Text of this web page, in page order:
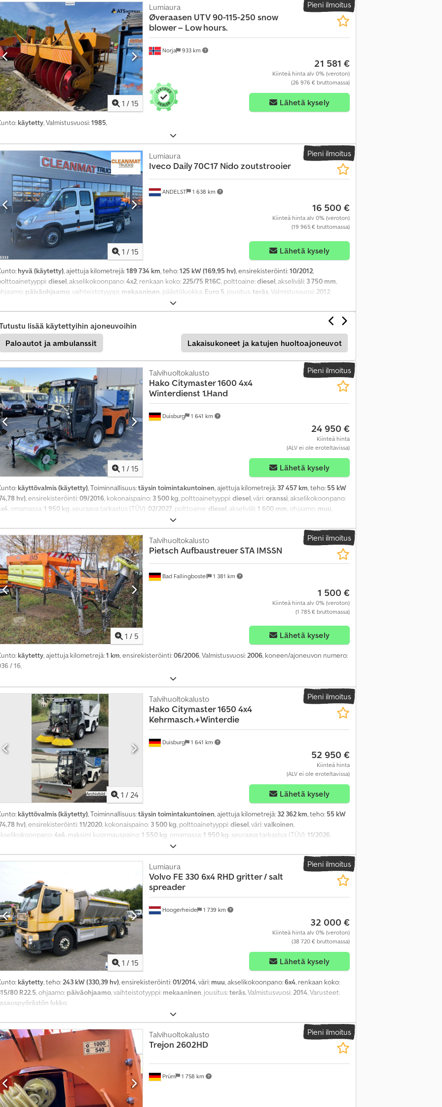
l
l
e
n
e
i
k
s
i
t
i
n
e
n
i
l
o
Pieni ilmoitus
1 / 15
Norja 933 km
Lumiaura
Øveraasen UTV 90-115-250 snow
blower – Low hours.
21 581 €
Kiinteä hinta alv 0% (veroton)
(26 976 € bruttomassa)
Lähetä kysely
käytetty, Valmistusvuosi:1985,
Pieni ilmoitus
1 / 15
ANDELST 1 638 km
Lumiaura
Iveco Daily 70C17 Nido zoutstrooier
16 500 €
Kiinteä hinta alv 0% (veroton)
(19 965 € bruttomassa)
Lähetä kysely
hyvä (käytetty), ajettuja kilometrejä:189 734 km, teho:125 kW (169,95 hv), ensirekisteröinti:10/2012,
diesel, akselikokoonpano:4x2, renkaan koko:225/75 R16C, polttoaine:diesel, akseliväli: 3 750 mm,
päiväohjaamo, vaihteistotyyppi: mekaaninen, päästöluokka: Euro 5, jousitus:teräs, Valmistusvuosi: 2012,
ABS, nosturi, perävaunukytkin, vakionopeudensäädin
lisää käytettyihin ajoneuvoihin
Paloautot ja ambulanssit
Lakaisukoneet ja katujen huoltoajoneuvot
Pieni ilmoitus
1 / 15
Duisburg 1 641 km
Talvihuolto­kalusto
HakoCitymaster 1600 4x4
Winterdienst 1.Hand
24 950 €
Kiinteä hinta
(ALV ei ole eroteltavissa)
Lähetä kysely
käyttövalmis (käytetty), Toiminnallisuus:täysin toimintakuntoinen, ajettuja kilometrejä: 37 457 km, teho: 55 kW
hv), ensirekisteröinti:09/2016, kokonaispaino: 3 500 kg, polttoainetyyppi:diesel, väri:oranssi, akselikokoonpano:
, omamassa:1 950 kg, seuraava tarkastus (TÜV): 02/2027, polttoaine: diesel, akseliväli:1 600 mm, ohjaamo: muu,
, käyttötunnit:
noesuodatin,
Pieni ilmoitus
1 / 5
Bad Fallingbostel 1 381 km
Talvihuolto­kalusto
Pietsch Aufbaustreuer STA IMSSN
1 500 €
Kiinteä hinta alv 0% (veroton)
(1 785 € bruttomassa)
Lähetä kysely
käytetty, ajettuja kilometrejä:1 km, ensirekisteröinti:06/2006, Valmistusvuosi:2006, koneen/ajoneuvon numero:
/ 16,
Pieni ilmoitus
1 / 24
Duisburg 1 641 km
Talvihuolto­kalusto
HakoCitymaster 1650 4x4
Kehrmasch.+Winterdie
52 950 €
Kiinteä hinta
(ALV ei ole eroteltavissa)
Lähetä kysely
käyttövalmis (käytetty), Toiminnallisuus:täysin toimintakuntoinen, ajettuja kilometrejä: 32 362 km, teho: 55 kW
hv), ensirekisteröinti:11/2020, kokonaispaino: 3 500 kg, polttoainetyyppi:diesel, väri:valkoinen,
4x4, maksimi kuormauspaino:1 550 kg, omamassa:1 950 kg, seuraava tarkastus (TÜV):11/2026,
, vaihteistotyyppi:
4 028 h, Varusteet:hydrauliikka, ilmastointi, lisäajovalot, neliveto, noesuodatin,
Pieni ilmoitus
1 / 15
Hoogerheide 1 739 km
Lumiaura
Volvo FE 330 6x4 RHD gritter / salt
spreader
32 000 €
Kiinteä hinta alv 0% (veroton)
(38 720 € bruttomassa)
Lähetä kysely
käytetty, teho: 243 kW (330,39 hv), ensirekisteröinti:01/2014, väri: muu, akselikokoonpano:6x4, renkaan koko:
80 R22.5 , ohjaamo: päiväohjaamo , vaihteistotyyppi: mekaaninen , jousitus:teräs , Valmistusvuosi: 2014 , Varusteet:
lukko
Pieni ilmoitus
Prüm 1 758 km
Talvihuolto­kalusto
Trejon 2602HD